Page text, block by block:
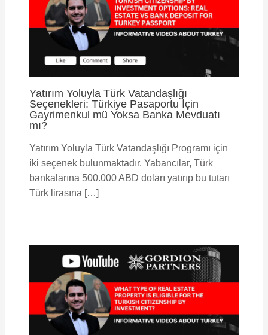
Yatırım Yoluyla Türk Vatandaşlığı
Seçenekleri: Türkiye Pasaportu İçin
Gayrimenkul mü Yoksa Banka Mevduatı
mı?
Yatırım Yoluyla Türk Vatandaşlığı Programı için
iki seçenek bulunmaktadır. Yabancılar, Türk
bankalarına 500.000 ABD doları yatırıp bu tutarı
Türk lirasına […]